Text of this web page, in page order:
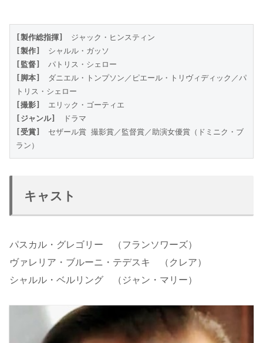
[製作総指揮]
ジャック・ヒンスティン
[製作]
シャルル・ガッソ
[監督]
パトリス・シェロー
[脚本]
ダニエル・トンプソン／ピエール・トリヴィディック／パ
トリス・シェロー
[撮影]
エリック・ゴーティエ
[ジャンル]
ドラマ
[受賞]
セザール賞 撮影賞／監督賞／助演女優賞（ドミニク・ブ
ラン）
キャスト
パスカル・グレゴリー （フランソワーズ）
ヴァレリア・ブルーニ・テデスキ （クレア）
シャルル・ベルリング （ジャン・マリー）